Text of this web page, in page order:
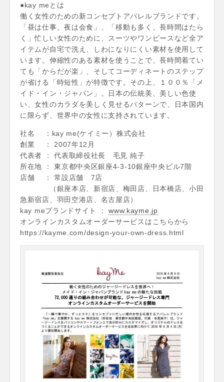
●kay meとは
働く女性のための新コンセプトアパレルブランドです。
「昼は仕事、夜は会食」、「移動も多く、長時間はたら
く」忙しい女性のために、スーツやワンピースなど全ア
イテムが自宅で洗え、しわになりにくい素材を使用して
います。伸縮性のある素材を使うことで、長時間着てい
ても「からだが楽」、そしてコーディネートのステップ
が省ける「時短性」が特徴です。その上、１００％「メ
イド・イン・ジャパン」。日本の伝統美、美しい色使
い、女性のカラダを美しく見せるパターンで、日本国内
に限らず、世界中の女性に支持されています。
社名 ：kay me(ケイミー）株式会社
創業 ： 2007年12月
代表者 ： 代表取締役社長 毛見 純子
所在地 ： 東京都中央区銀座4-3-10銀座中央ビル7階
店舗 ： 常設店舗 7店
（銀座本店、新宿店、梅田店、日本橋店、小田
急新宿店、羽田空港店、名古屋店）
kay meブランドサイト ：www.kayme.jp
オンラインカスタムオーダーサービスはこちらから
https://kayme.com/design-your-own-dress.html